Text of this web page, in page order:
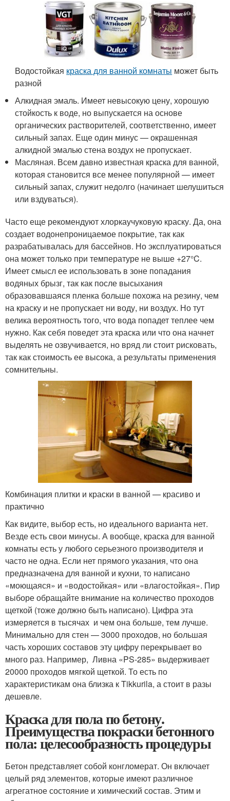
Водостойкая краска для ванной комнаты может быть
разной
Алкидная эмаль. Имеет невысокую цену, хорошую
стойкость к воде, но выпускается на основе
органических растворителей, соответственно, имеет
сильный запах. Еще один минус — окрашенная
алкидной эмалью стена воздух не пропускает.
Масляная. Всем давно известная краска для ванной,
которая становится все менее популярной — имеет
сильный запах, служит недолго (начинает шелушиться
или вздуваться).
Часто еще рекомендуют хлоркаучуковую краску. Да, она
создает водонепроницаемое покрытие, так как
разрабатывалась для бассейнов. Но эксплуатироваться
она может только при температуре не выше +27°C.
Имеет смысл ее использовать в зоне попадания
водяных брызг, так как после высыхания
образовавшаяся пленка больше похожа на резину, чем
на краску и не пропускает ни воду, ни воздух. Но тут
велика вероятность того, что вода попадет теплее чем
нужно. Как себя поведет эта краска или что она начнет
выделять не озвучивается, но вряд ли стоит рисковать,
так как стоимость ее высока, а результаты применения
сомнительны.
Комбинация плитки и краски в ванной — красиво и
практично
Как видите, выбор есть, но идеального варианта нет.
Везде есть свои минусы. А вообще, краска для ванной
комнаты есть у любого серьезного производителя и
часто не одна. Если нет прямого указания, что она
предназначена для ванной и кухни, то написано
«моющаяся» и «водостойкая» или «влагостойкая». Пир
выборе обращайте внимание на количество проходов
щеткой (тоже должно быть написано). Цифра эта
измеряется в тысячах и чем она больше, тем лучше.
Минимально для стен — 3000 проходов, но большая
часть хороших составов эту цифру перекрывает во
много раз. Например, Ливна «PS-285» выдерживает
20000 проходов мягкой щеткой. То есть по
характеристикам она близка к Tikkurila, а стоит в разы
дешевле.
Краска для пола по бетону.
Преимущества покраски бетонного
пола: целесообразность процедуры
Бетон представляет собой конгломерат. Он включает
целый ряд элементов, которые имеют различное
агрегатное состояние и химический состав. Этим и